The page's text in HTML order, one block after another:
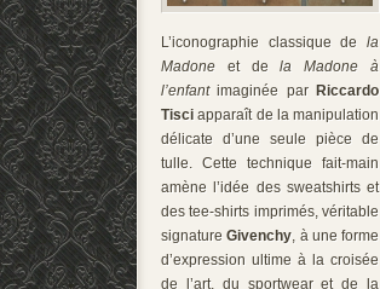
L’iconographie classique de la
Madone et de la Madone à
l’enfantimaginée par Riccardo
Tisci apparaît de la manipulation
délicate d’une seule pièce de
tulle. Cette technique fait-main
amène l’idée des sweatshirts et
des tee-shirts imprimés, véritable
signatureGivenchy, à une forme
d’expression ultime à la croisée
de l’art, du sportwear et de la